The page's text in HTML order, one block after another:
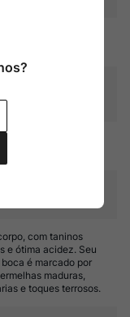
com taninos
e ótima acidez. Seu
é marcado por
maduras,
e toques terrosos.